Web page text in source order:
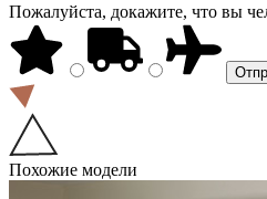
Пожалуйста, докажите, что вы
Похожие модели